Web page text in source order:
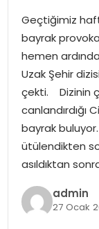
EKONOMI
MAGAZIN
SAĞLIK
SIYASET
SPOR
Geçtiğimiz
bayrak
hemen
Uzak Şehir
çekti. Dizinin
canlandırdığı
bayrak
ütülendikten
asıldıktan
admin
27 Ocak